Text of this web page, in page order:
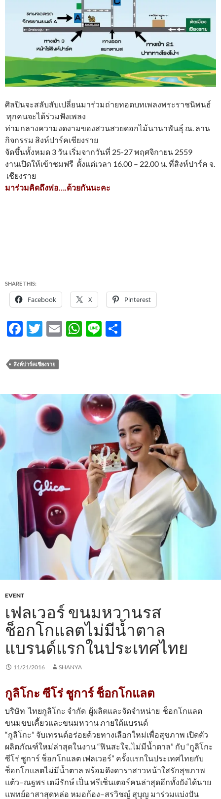
ศิลปินจะสลับสับเปลี่ยนมาร่วมถ่ายทอดบทเพลงพระราชนิพนธ์
ทุกคนจะได้ร่วมฟังเพลง
ท่ามกลางความงดงามของสวนสวยดอกไม้นานาพันธุ์ ณ. ลาน
กิจกรรม สิงห์ปาร์คเชียงราย
จัดขึ้นทั้งหมด 3 วัน เริ่มจากวันที่ 25-27 พฤศจิกายน 2559
งานเปิดให้เข้าชมฟรี ตั้งแต่เวลา 16.00 – 22.00 น. ที่สิงห์ปาร์ค จ.
เชียงราย
มาร่วมคิดถึงพ่อ….ด้วยกันนะคะ
SHARE THIS:
Facebook X Pinterest
F
e
b
o
o
T
itt
er
E
W
A
p
p
Li
สิงห์ปาร์คเชียงราย
EVENT
เฟลเวอร์ ขนมหวานรส
ช็อกโกแลตไม่มีน้ำตาล
แบรนด์แรกในประเทศไทย
11/21/2016 SHANYA
กูลิโกะ ซีโร่ ชูการ์ ช็อกโกแลต
บริษัท ไทยกูลิโกะ จำกัด ผู้ผลิตและจัดจำหน่าย ช็อกโกแลต
ขนมขบเคี้ยวและขนมหวาน ภายใต้แบรนด์
“กูลิโกะ” จับเทรนด์อร่อยด้วยทางเลือกใหม่เพื่อสุขภาพ เปิดตัว
ผลิตภัณฑ์ใหม่ล่าสุดในงาน “ฟินสะใจ..ไม่มีน้ำตาล” กับ “กูลิโกะ
ซีโร่ ชูการ์ ช็อกโกแลต เฟลเวอร์” ครั้งแรกในประเทศไทยกับ
ช็อกโกแลตไม่มีน้ำตาล พร้อมดึงดาราสาวหน้าใสรักสุขภาพ
แต้ว–ณฐพร เตมีรักษ์ เป็น พรีเซ็นเตอร์คนล่าสุดอีกทั้งยังได้นาย
แพทย์อาสาสุดหล่อ หมอก้อง–สรวิชญ์ สุบุญ มาร่วมแบ่งปัน